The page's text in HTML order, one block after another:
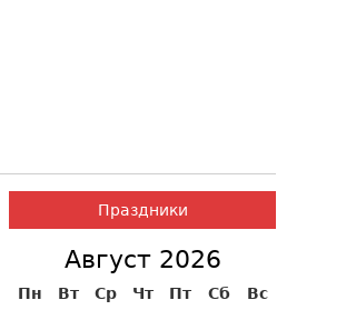
Праздники
Август 2026
Пн Вт Ср Чт Пт Сб
Вс